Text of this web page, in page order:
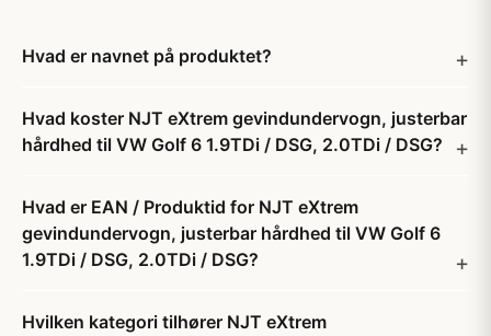
Hvad er navnet på produktet?
Hvad koster NJT eXtrem gevindundervogn, justerbar
hårdhed til VW Golf 6 1.9TDi / DSG, 2.0TDi / DSG?
Hvad er EAN / Produktid for NJT eXtrem
gevindundervogn, justerbar hårdhed til VW Golf 6
1.9TDi / DSG, 2.0TDi / DSG?
Hvilken kategori tilhører NJT eXtrem